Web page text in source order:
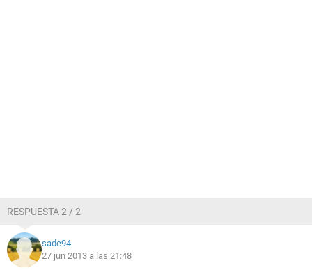
RESPUESTA 2 / 2
sade94
27 jun 2013 a las 21:48